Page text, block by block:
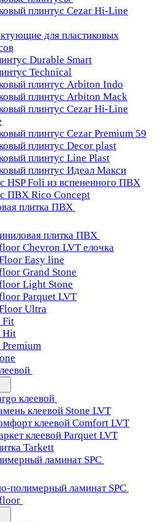
плинтус Cezar Hi-Line
для пластиковых
Durable Smart
Technical
плинтус Arbiton Indo
плинтус Arbiton Mack
плинтус Cezar Hi-Line
плинтус Cezar Premium 59
плинтус Decor plast
плинтус Line Plast
плинтус Идеал Макси
HSP Foli из вспененного ПВХ
ПВХ Rico Concept
плитка ПВХ
плитка ПВХ
Chevron LVT елочка
Easy line
Grand Stone
Light Stone
Parquet LVT
Ultra
Fit
Hit
клеевой
клеевой Stone LVT
клеевой Comfort LVT
клеевой Parquet LVT
Tarkett
ламинат SPC
полимерный ламинат SPC